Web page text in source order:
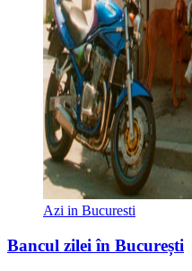
Azi in Bucuresti
Bancul zilei în București